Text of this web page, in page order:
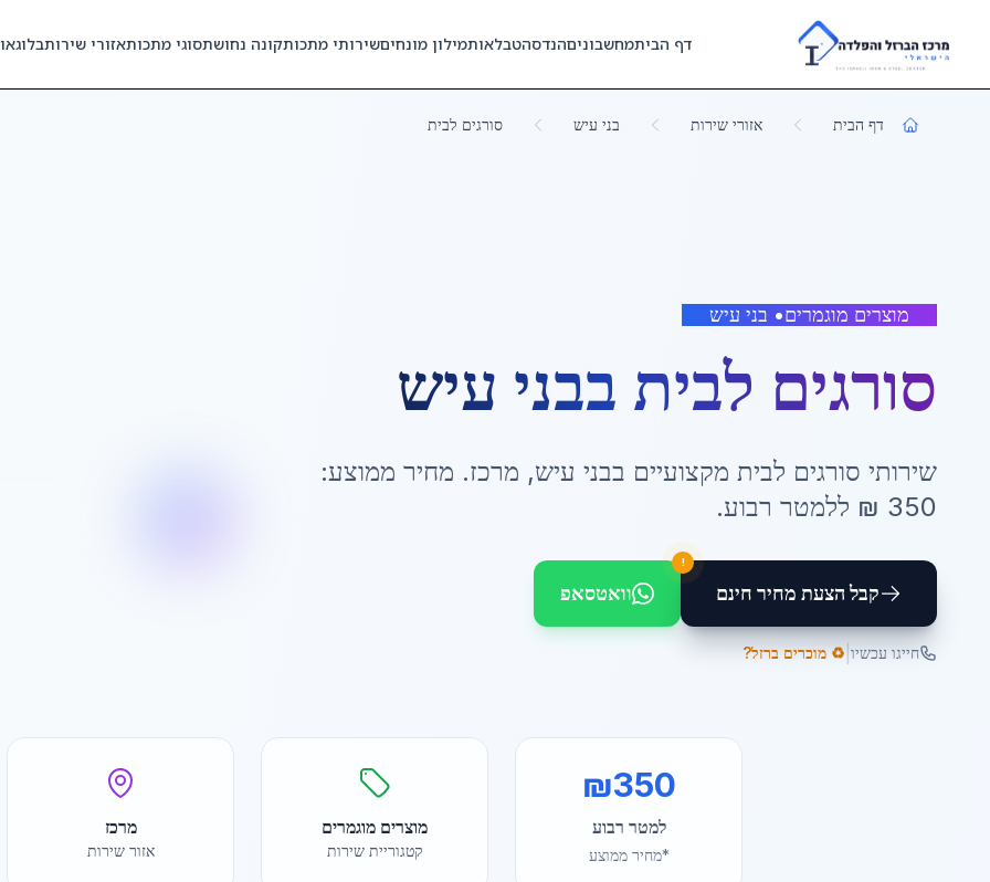
Skip to main content
דף הביתמחשבוניםהנדסהטבלאותמילון מונחיםשירותי מתכותקונה נחושתסוגי מתכותאזורי שירותבלוג
דף הבית אזורי שירות בני עיש סורגים לבית
מוצרים מוגמרים• בני עיש
סורגים לבית בבני עיש
שירותי סורגים לבית מקצועיים בבני עיש, מרכז. מחיר ממוצע:
350 ₪ ללמטר רבוע.
קבל הצעת מחיר חינם
!
וואטסאפ
חייגו עכשיו ♻️ מוכרים ברזל?
₪350
למטר רבוע
*מחיר ממוצע
מוצרים מוגמרים
קטגוריית שירות
מרכז
אזור שירות